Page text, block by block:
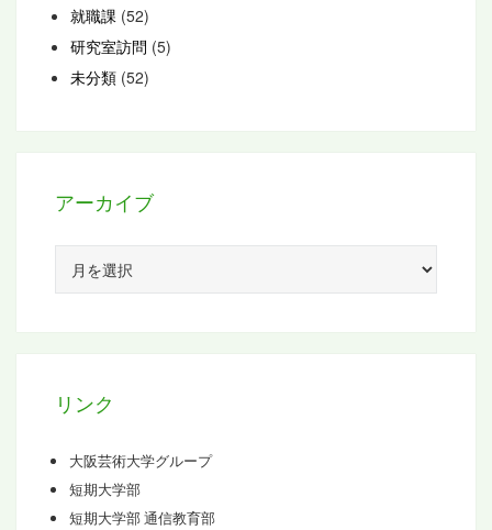
就職課 (52)
研究室訪問 (5)
未分類 (52)
アーカイブ
カ
リンク
大阪芸術大学グループ
短期大学部
短期大学部 通信教育部